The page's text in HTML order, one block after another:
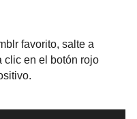
favorito, salte a
clic en el botón rojo